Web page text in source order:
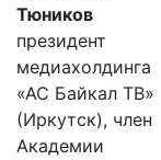
Тюников
президент
медиахолдинга
«АС Байкал ТВ»
(Иркутск), член
Академии